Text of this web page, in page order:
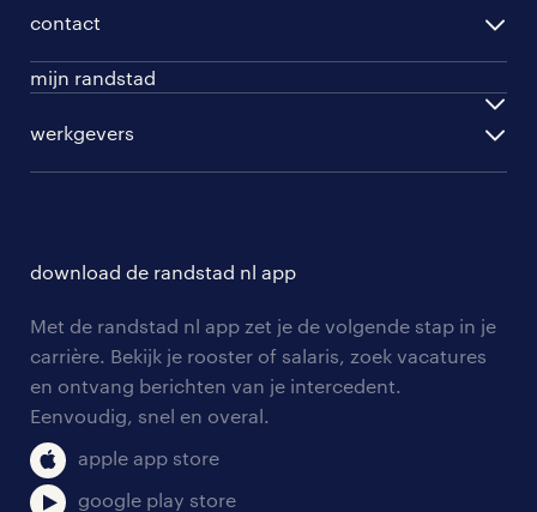
per vakgebied
per topwerkgever
ontwikkel jezelf
work for ukraine
contact
werknemers
werkgevers
mijn randstad
werkgevers
algemene voorwaarden
download de randstad nl app
Met de randstad nl app zet je de volgende stap in je
carrière. Bekijk je rooster of salaris, zoek vacatures
en ontvang berichten van je intercedent.
Eenvoudig, snel en overal.
apple app store
google play store